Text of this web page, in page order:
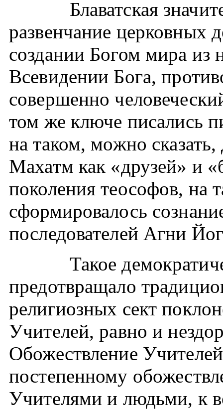
Блаватская
развенчание церковных
создании Богом мира из
Всевидении Бога,
совершенно
том же ключе писались
на таком, можно
Махатм как «друзей» и
поколения теософов, на
сформировалось
последователей Агни
Такое
предотвращало
религиозных сект
Учителей, равно и
Обожествление
постепенному
Учителями и людьми, к